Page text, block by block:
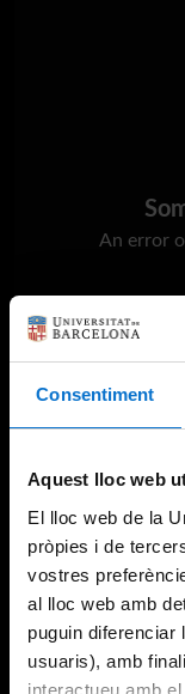
Consentiment
Aquest lloc web
El lloc web de la
pròpies i de
vostres
al lloc web amb
puguin diferenciar
usuaris), amb
interactueu amb
An error